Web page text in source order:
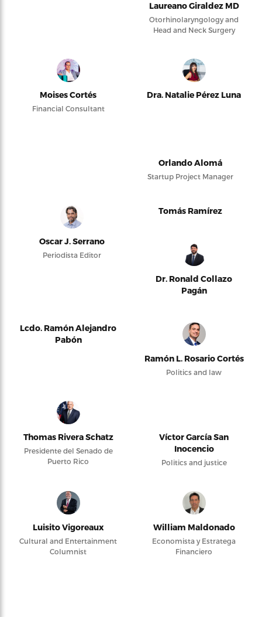
Laureano Giraldez MD
Otorhinolaryngology and
Head and Neck Surgery
Moises Cortés
Financial Consultant
Dra. Natalie Pérez Luna
Orlando Alomá
Startup Project Manager
Oscar J. Serrano
Periodista Editor
Tomás Ramírez
Dr. Ronald Collazo
Pagán
Lcdo. Ramón Alejandro
Pabón
Ramón L. Rosario Cortés
Politics and law
Thomas Rivera Schatz
Presidente del Senado de
Puerto Rico
Víctor García San
Inocencio
Politics and justice
Luisito Vigoreaux
Cultural and Entertainment
Columnist
William Maldonado
Economista y Estratega
Financiero